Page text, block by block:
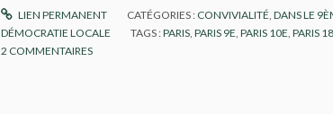
LIEN PERMANENT CATÉGORIES : CONVIVIALITÉ ,DANS LE
DÉMOCRATIE LOCALE
TAGS :PARIS PARIS 9E PARIS 10E PARIS
2 COMMENTAIRES